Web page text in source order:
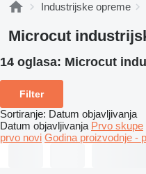
Industrijske opreme
Microcut
14 oglasa: Microcut
Filter
Sortiranje: Datum objavljivanja
Datum objavljivanja Prvo skupe
prvo novi Godina proizvodnje -